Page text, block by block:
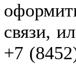
связи,
+7